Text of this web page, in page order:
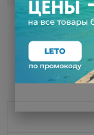
Белгород